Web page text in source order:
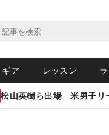
ギア レッスン
松山英樹ら出場 米男子リ